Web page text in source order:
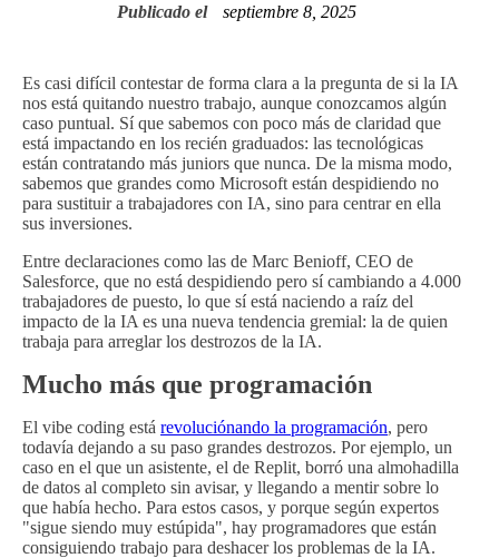
Publicado el septiembre 8, 2025
Es casi difícil contestar de forma clara a la pregunta de si la IA
nos está quitando nuestro trabajo, aunque conozcamos algún
caso puntual. Sí que sabemos con poco más de claridad que
está impactando en los recién graduados: las tecnológicas
están contratando más juniors que nunca. De la misma modo,
sabemos que grandes como Microsoft están despidiendo no
para sustituir a trabajadores con IA, sino para centrar en ella
sus inversiones.
Entre declaraciones como las de Marc Benioff, CEO de
Salesforce, que no está despidiendo pero sí cambiando a 4.000
trabajadores de puesto, lo que sí está naciendo a raíz del
impacto de la IA es una nueva tendencia gremial: la de quien
trabaja para arreglar los destrozos de la IA.
Mucho más que programación
El vibe coding está revoluciónando la programación, pero
todavía dejando a su paso grandes destrozos. Por ejemplo, un
caso en el que un asistente, el de Replit, borró una almohadilla
de datos al completo sin avisar, y llegando a mentir sobre lo
que había hecho. Para estos casos, y porque según expertos
"sigue siendo muy estúpida", hay programadores que están
consiguiendo trabajo para deshacer los problemas de la IA.